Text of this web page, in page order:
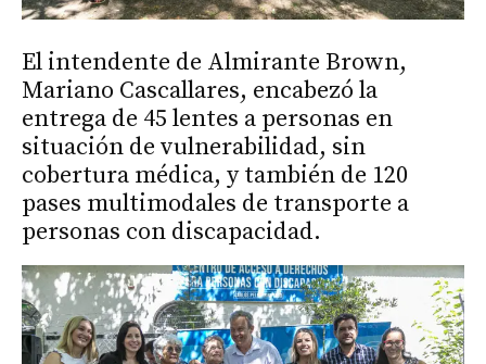
El intendente de Almirante Brown,
Mariano Cascallares, encabezó la
entrega de 45 lentes a personas en
situación de vulnerabilidad, sin
cobertura médica, y también de 120
pases multimodales de transporte a
personas con discapacidad.